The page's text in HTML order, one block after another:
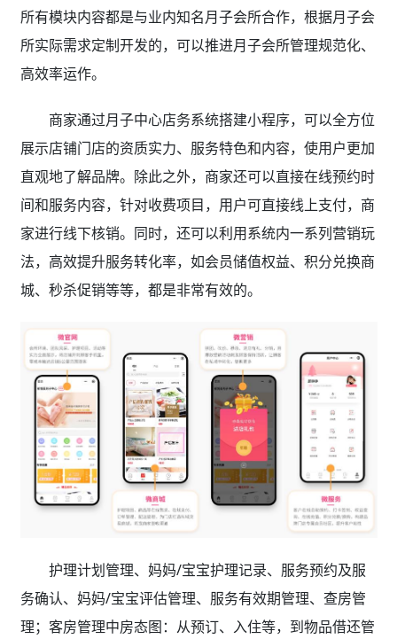
所有模块内容都是与业内知名月子会所合作，根据月子会
所实际需求定制开发的，可以推进月子会所管理规范化、
高效率运作。
商家通过月子中心店务系统搭建小程序，可以全方位
展示店铺门店的资质实力、服务特色和内容，使用户更加
直观地了解品牌。除此之外，商家还可以直接在线预约时
间和服务内容，针对收费项目，用户可直接线上支付，商
家进行线下核销。同时，还可以利用系统内一系列营销玩
法，高效提升服务转化率，如会员储值权益、积分兑换商
城、秒杀促销等等，都是非常有效的。
护理计划管理、妈妈/宝宝护理记录、服务预约及服
务确认、妈妈/宝宝评估管理、服务有效期管理、查房管
理；客房管理中房态图：从预订、入住等，到物品借还管